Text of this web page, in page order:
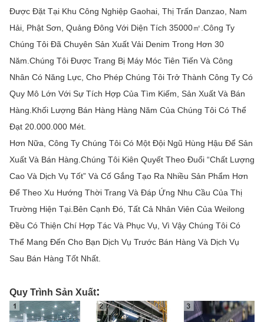
Được Đặt Tại Khu Công Nghiệp Gaohai, Thị Trấn Danzao, Nam
Hải, Phật Sơn, Quảng Đông Với Diện Tích 35000㎡.Công Ty
Chúng Tôi Đã Chuyên Sản Xuất Vải Denim Trong Hơn 30
Năm.Chúng Tôi Được Trang Bị Máy Móc Tiên Tiến Và Công
Nhân Có Năng Lực, Cho Phép Chúng Tôi Trở Thành Công Ty Có
Quy Mô Lớn Với Sự Tích Hợp Của Tìm Kiếm, Sản Xuất Và Bán
Hàng.Khối Lượng Bán Hàng Hàng Năm Của Chúng Tôi Có Thể
Đạt 20.000.000 Mét.
Hơn Nữa, Công Ty Chúng Tôi Có Một Đội Ngũ Hùng Hậu Để Sản
Xuất Và Bán Hàng.Chúng Tôi Kiên Quyết Theo Đuổi “Chất Lượng
Cao Và Dịch Vụ Tốt” Và Cố Gắng Tạo Ra Nhiều Sản Phẩm Hơn
Để Theo Xu Hướng Thời Trang Và Đáp Ứng Nhu Cầu Của Thị
Trường Hiện Tại.Bên Cạnh Đó, Tất Cả Nhân Viên Của Weilong
Đều Có Thiện Chí Hợp Tác Và Phục Vụ, Vì Vậy Chúng Tôi Có
Thể Mang Đến Cho Bạn Dịch Vụ Trước Bán Hàng Và Dịch Vụ
Sau Bán Hàng Tốt Nhất.
Quy Trình Sản Xuất: